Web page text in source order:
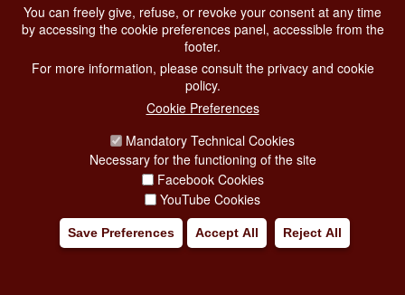
ROME FOR
STUDYING
LEISURE
SHOPPING
DISCOVER ROME
DISTRICTS
BOTTEGHE E NEGOZI STORICI
FASCINATING FACTS
You can freely give, refuse, or revoke your consent at any time
by accessing the cookie preferences panel, accessible from the
footer.
For more information, please consult the privacy and cookie
policy.
Cookie Preferences
Mandatory Technical Cookies
Necessary for the functioning of the site
Facebook Cookies
YouTube Cookies
Save Preferences Accept All Reject All